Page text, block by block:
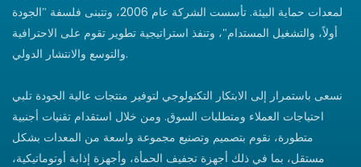
لمعدات حماية البيئة. تأسست الشركة عام 2006، وتتبنى فلسفة "الجودة
أولاً، والتشغيل المستدام"، وتنفذ استراتيجية تطوير تقوم على الاحترافية
والتوسع والانتشار الدولي.
نسعى باستمرار إلى الابتكار التكنولوجي لتوفير منتجات عالية الجودة تلبي
احتياجات العملاء ومتطلبات السوق. ومن خلال استقدام تقنيات أجنبية
متطورة، نقوم بتصميم وتصنيع مجموعة واسعة من المعدات بشكل
مستقل، بما في ذلك أجهزة تجفيف الحمأة، وأجهزة إذابة أوتوماتيكية،